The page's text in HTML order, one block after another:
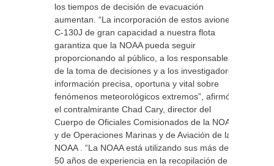
los tiempos de decisión de evacuación
aumentan. “La incorporación de estos aviones
C-130J de gran capacidad a nuestra flota
garantiza que la NOAA pueda seguir
proporcionando al público, a los responsables
de la toma de decisiones y a los investigadores
información precisa, oportuna y vital sobre
fenómenos meteorológicos extremos”, afirmó
el contralmirante Chad Cary, director del
Cuerpo de Oficiales Comisionados de la NOAA
y de Operaciones Marinas y de Aviación de la
NOAA . “La NOAA está utilizando sus más de
50 años de experiencia en la recopilación de